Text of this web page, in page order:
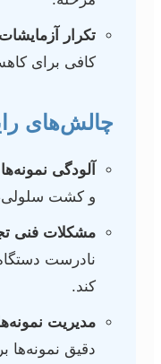
تکرار
کافی برای
چالش‌های
آلودگی
و کشت
مشکلات فنی
نادرست
کند.
مدیریت
دقیق نمونه‌ها